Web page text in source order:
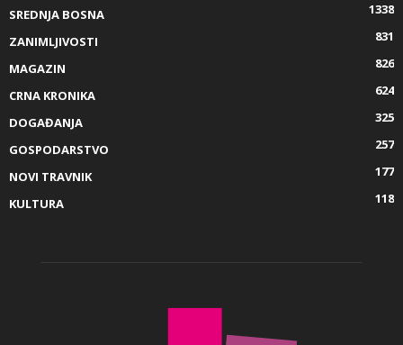
SREDNJA BOSNA
1338
ZANIMLJIVOSTI
831
MAGAZIN
826
CRNA KRONIKA
624
DOGAĐANJA
325
GOSPODARSTVO
257
NOVI TRAVNIK
177
KULTURA
118